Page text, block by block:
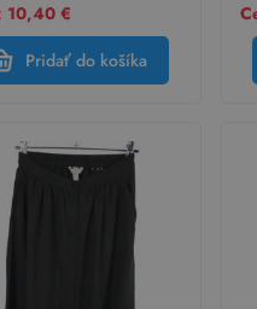
10,40 €
Pridať do košíka